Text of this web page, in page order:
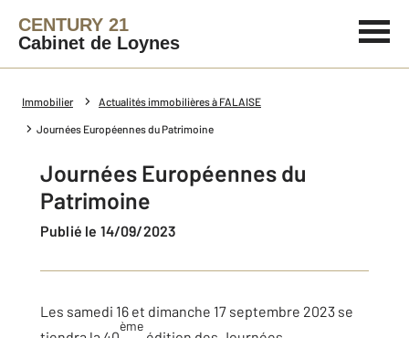
CENTURY 21
Cabinet de Loynes
Immobilier Actualités immobilières à FALAISE
Journées Européennes du Patrimoine
Journées Européennes du
Patrimoine
Publié le 14/09/2023
Les samedi 16 et dimanche 17 septembre 2023 se
ème